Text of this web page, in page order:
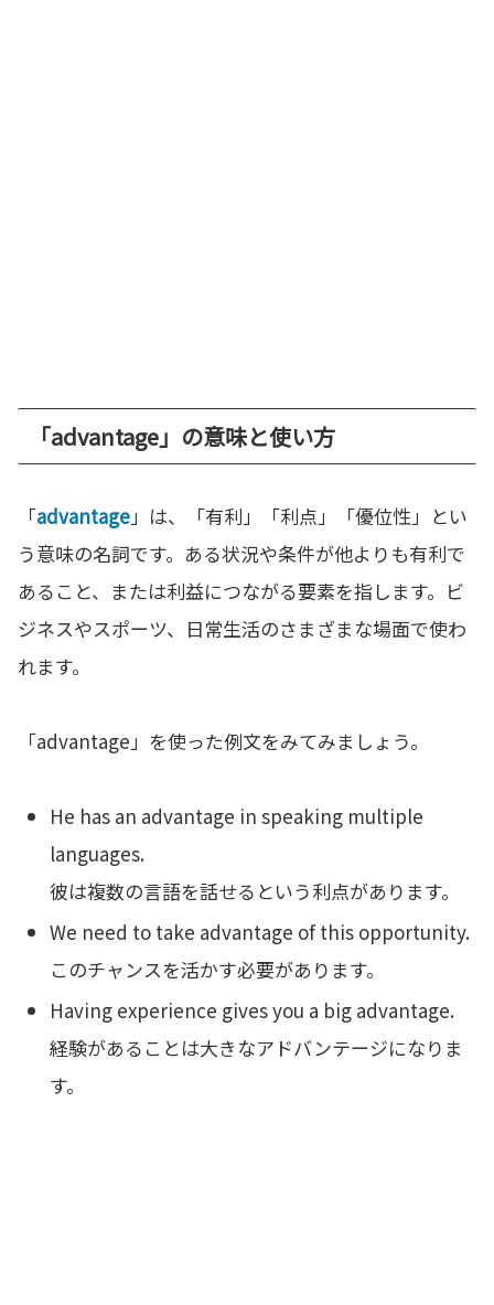
「advantage」の意味と使い方
「advantage」は、「有利」「利点」「優位性」とい
う意味の名詞です。ある状況や条件が他よりも有利で
あること、または利益につながる要素を指します。ビ
ジネスやスポーツ、日常生活のさまざまな場面で使わ
れます。
「advantage」を使った例文をみてみましょう。
He has an advantage in speaking multiple
languages.
彼は複数の言語を話せるという利点があります。
We need to take advantage of this opportunity.
このチャンスを活かす必要があります。
Having experience gives you a big advantage.
経験があることは大きなアドバンテージになりま
す。